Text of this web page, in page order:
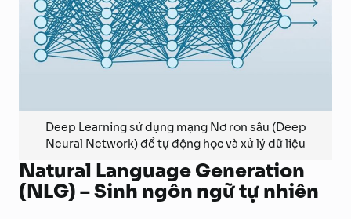
Deep Learning sử dụng mạng Nơ ron sâu (Deep
Neural Network) để tự động học và xử lý dữ liệu
Natural Language Generation
(NLG) – Sinh ngôn ngữ tự nhiên